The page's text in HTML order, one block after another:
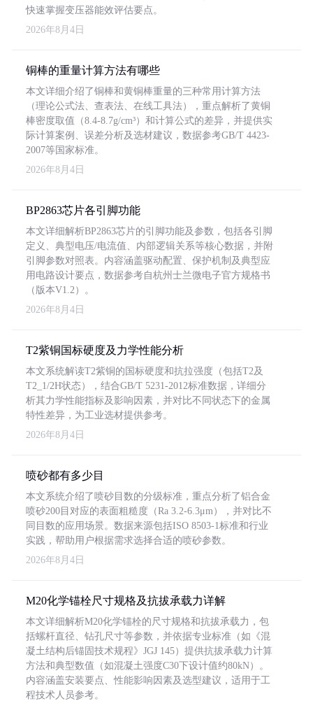
快速掌握变压器能效评估要点。
2026年8月4日
铜棒的重量计算方法有哪些
本文详细介绍了铜棒和黄铜棒重量的三种常用计算方法
（理论公式法、查表法、在线工具法），重点解析了黄铜
棒密度取值（8.4-8.7g/cm³）和计算公式的差异，并提供实
际计算案例、误差分析及选材建议，数据参考GB/T 4423-
2007等国家标准。
2026年8月4日
BP2863芯片各引脚功能
本文详细解析BP2863芯片的引脚功能及参数，包括各引脚
定义、典型电压/电流值、内部逻辑关系等核心数据，并附
引脚参数对照表。内容涵盖驱动配置、保护机制及典型应
用电路设计要点，数据参考自杭州士兰微电子官方规格书
（版本V1.2）。
2026年8月4日
T2紫铜国标硬度及力学性能分析
本文系统解读T2紫铜的国标硬度和抗拉强度（包括T2及
T2_1/2H状态），结合GB/T 5231-2012标准数据，详细分
析其力学性能指标及影响因素，并对比不同状态下的金属
特性差异，为工业选材提供参考。
2026年8月4日
喷砂都有多少目
本文系统介绍了喷砂目数的分级标准，重点分析了铝合金
喷砂200目对应的表面粗糙度（Ra 3.2-6.3μm），并对比不
同目数的应用场景。数据来源包括ISO 8503-1标准和行业
实践，帮助用户根据需求选择合适的喷砂参数。
2026年8月4日
M20化学锚栓尺寸规格及抗拔承载力详解
本文详细解析M20化学锚栓的尺寸规格和抗拔承载力，包
括螺杆直径、钻孔尺寸等参数，并依据专业标准（如《混
凝土结构后锚固技术规程》JGJ 145）提供抗拔承载力计算
方法和典型数值（如混凝土强度C30下设计值约80kN）。
内容涵盖安装要点、性能影响因素及选型建议，适用于工
程技术人员参考。